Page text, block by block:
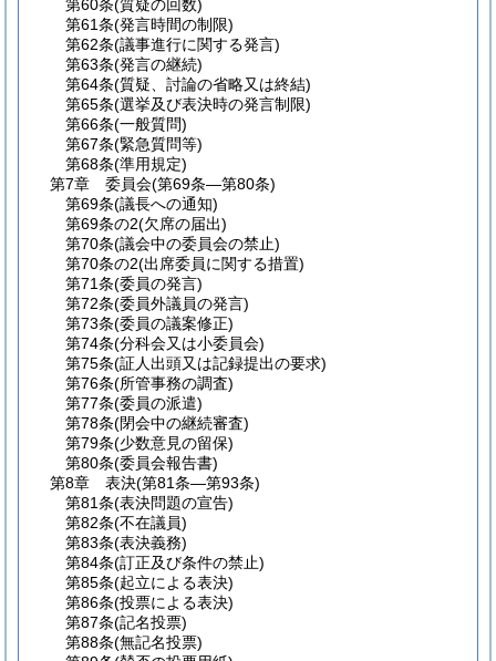
第60条(質疑の回数)
第61条(発言時間の制限)
第62条(議事進行に関する発言)
第63条(発言の継続)
第64条(質疑、討論の省略又は終結)
第65条(選挙及び表決時の発言制限)
第66条(一般質問)
第67条(緊急質問等)
第68条(準用規定)
第7章
委員会(第69条―第80条)
第69条(議長への通知)
第69条の2(欠席の届出)
第70条(議会中の委員会の禁止)
第70条の2(出席委員に関する措置)
第71条(委員の発言)
第72条(委員外議員の発言)
第73条(委員の議案修正)
第74条(分科会又は小委員会)
第75条(証人出頭又は記録提出の要求)
第76条(所管事務の調査)
第77条(委員の派遣)
第78条(閉会中の継続審査)
第79条(少数意見の留保)
第80条(委員会報告書)
第8章
表決(第81条―第93条)
第81条(表決問題の宣告)
第82条(不在議員)
第83条(表決義務)
第84条(訂正及び条件の禁止)
第85条(起立による表決)
第86条(投票による表決)
第87条(記名投票)
第88条(無記名投票)